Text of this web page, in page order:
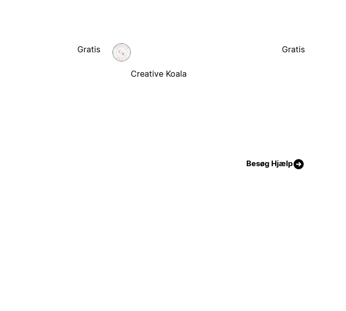
Gratis
Creative Koala
Gratis
Besøg Hjælp